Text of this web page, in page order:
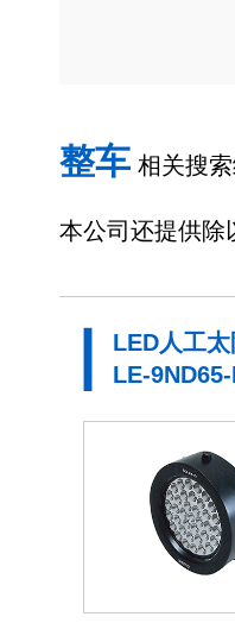
整车 相关搜
本公司还提供除
LED人工
LE-